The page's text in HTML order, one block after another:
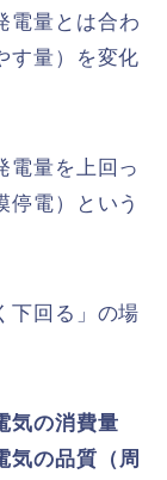
電量とは合わ
す量）を変化
電量を上回っ
停電）という
下回る」の場
気の消費量
気の品質（周